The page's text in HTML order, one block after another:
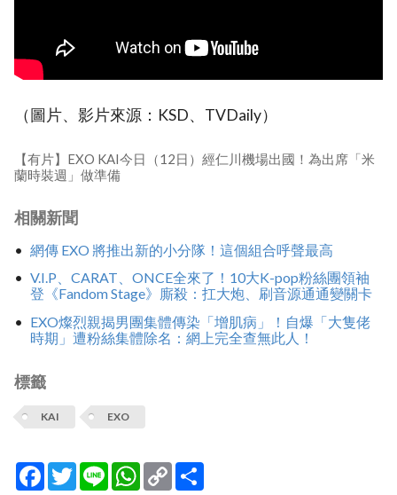
（圖片、影片來源：KSD、TVDaily）
【有片】EXO KAI今日（12日）經仁川機場出國！為出席「米
蘭時裝週」做準備
相關新聞
網傳 EXO 將推出新的小分隊！這個組合呼聲最高
V.I.P、CARAT、ONCE全來了！10大K-pop粉絲團領袖
登《Fandom Stage》廝殺：扛大炮、刷音源通通變關卡
EXO燦烈親揭男團集體傳染「增肌病」！自爆「大隻佬
時期」遭粉絲集體除名：網上完全查無此人！
標籤
KAI EXO
Facebook
TwitterLine WhatsApp
Copy
Link